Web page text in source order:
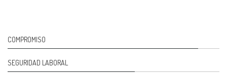
COMPROMISO
SEGURIDAD LABORAL